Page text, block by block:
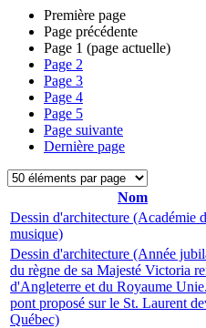
Première page
Page précédente
Page 1 (page actuelle)
Page 2
Page 3
Page 4
Page 5
Page suivante
Dernière page
Nom
Dessin d'architecture (Académie
musique)
Dessin d'architecture (Année
du règne de sa Majesté Victoria
d'Angleterre et du Royaume
pont proposé sur le St. Laurent
Québec)